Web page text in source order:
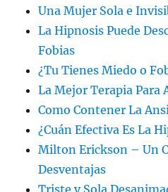
Una Mujer Sola e
La Hipnosis Puede
Fobias
¿Tu Tienes Miedo o
La Mejor Terapia Para
Como Contener La
¿Cuán Efectiva Es La
Milton Erickson – Un
Desventajas